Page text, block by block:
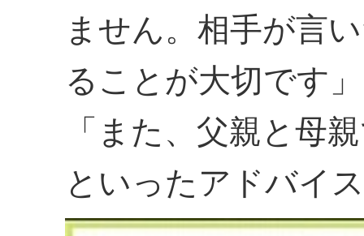
ません。相手が言
ることが大切です」
「また、父親と母
といったアドバイ